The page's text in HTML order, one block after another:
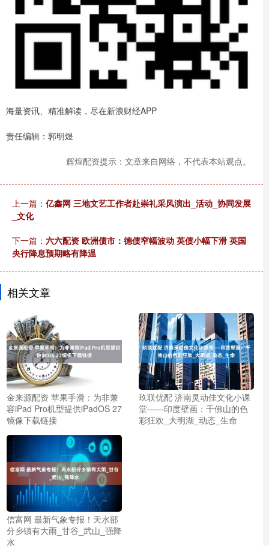
海量资讯、精准解读，尽在新浪财经APP
责任编辑：郭明煜
辉煌配资提示：文章来自网络，不代表本站观点。
上一篇： 亿鑫网 三地文艺工作者赴崇礼采风演出_活动_协同发展
_文化
下一篇： 六六配资 欧洲债市：德债窄幅波动 英债小幅下滑 英国
央行降息预期略有降温
相关文章
金来源配资 苹果手滑：为非兼
容iPad Pro机型提供iPadOS 27
镜像下载链接
玖联优配 济南灵动佳文化小课
堂——印度壁画：千佛山的色
彩狂欢_大明湖_动态_生命
信富网 最新气象专报！天水部
分乡镇有大雨_甘谷_武山_强降
水